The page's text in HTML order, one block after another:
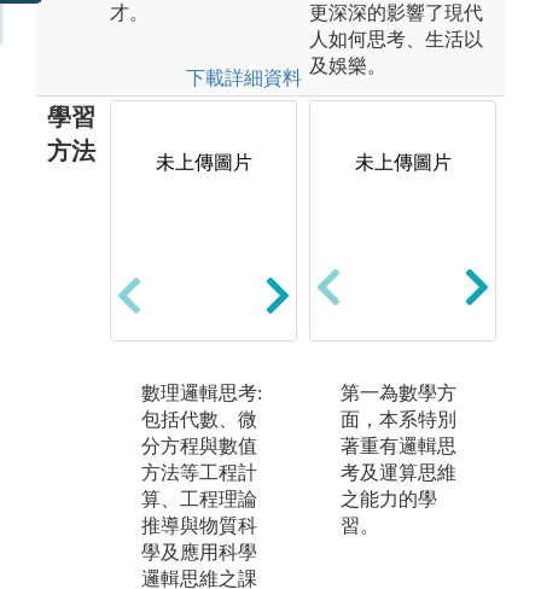
才。
下載詳細資料
更深深的影響了現代
人如何思考、生活以
及娛樂。
學習
方法
未上傳圖片
數理邏輯思考:
包括代數、微
分方程與數值
方法等工程計
算、工程理論
推導與物質科
學及應用科學
邏輯思維之課
造: 包括力學、
材料、熱流、
設計與機動學
對應製造實習
課程學習。
版權:生機系官
網
未上傳圖片
第一為數學方
面，本系特別
著重有邏輯思
考及運算思維
之能力的學
習。